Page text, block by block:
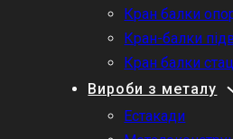
Кран балки
Кран-балки
Кран балки
Вироби з металу
Естакади